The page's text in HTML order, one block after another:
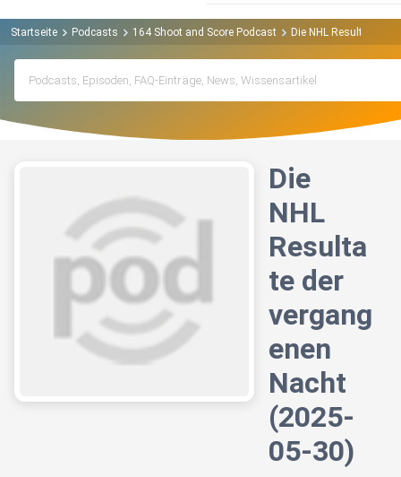
Startseite Podcasts 164 Shoot and Score Podcast Die NHL Resultate
Die
NHL
Resulta
te der
vergang
enen
Nacht
(2025-
05-30)